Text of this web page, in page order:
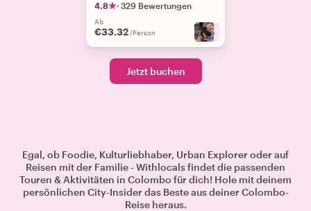
4.8 · 329 Bewertungen
Ab
€33.32 /Person +5
Jetzt buchen
Egal, ob Foodie, Kulturliebhaber, Urban Explorer oder auf
Reisen mit der Familie - Withlocals findet die passenden
Touren & Aktivitäten in Colombo für dich! Hole mit deinem
persönlichen City-Insider das Beste aus deiner Colombo-
Reise heraus.